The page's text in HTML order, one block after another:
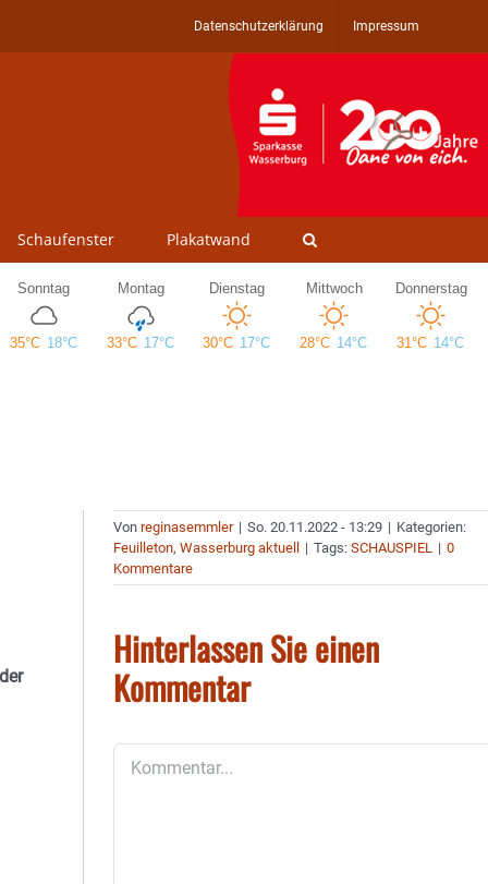
Datenschutzerklärung Impressum
Schaufenster Plakatwand
Vonreginasemmler | So. 20.11.2022 - 13:29 | Kategorien:
Feuilleton,Wasserburg aktuell | Tags:SCHAUSPIEL | 0
Kommentare
Hinterlassen Sie einen
Kommentar